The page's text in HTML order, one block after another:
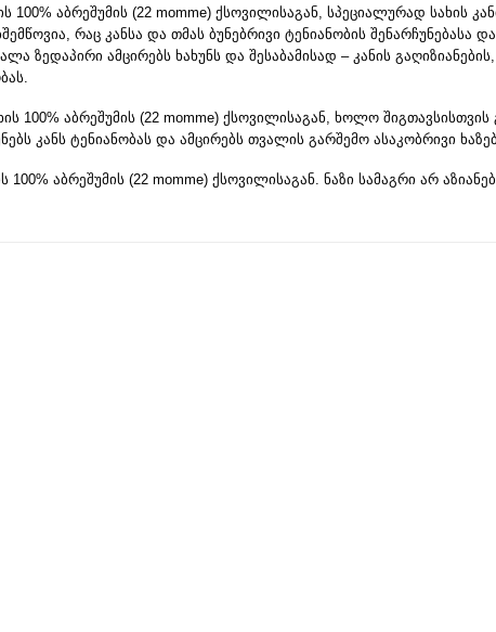
აბრეშუმის (22 momme) ქსოვილისაგან, სპეციალურად სახის
რაც კანსა და თმას ბუნებრივი ტენიანობის შენარჩუნებასა
ზედაპირი ამცირებს ხახუნს და შესაბამისად – კანის
100% აბრეშუმის (22 momme) ქსოვილისაგან, ხოლო შიგთავსისთვის
კანს ტენიანობას და ამცირებს თვალის გარშემო ასაკობრივი
აბრეშუმის (22 momme) ქსოვილისაგან. ნაზი სამაგრი არ